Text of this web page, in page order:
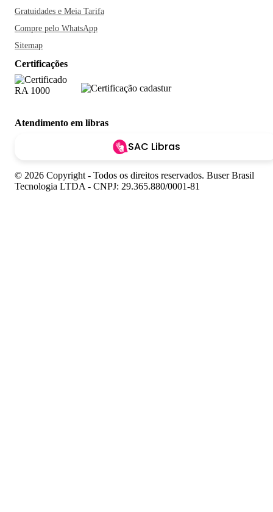
Gratuidades e Meia Tarifa
Compre pelo WhatsApp
Sitemap
Certificações
Atendimento em libras
SAC Libras
© 2026 Copyright - Todos os direitos reservados. Buser Brasil
Tecnologia LTDA - CNPJ: 29.365.880/0001-81